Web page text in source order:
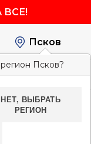
ВСЕ!
Псков
Псков?
НЕТ, ВЫБРАТЬ
РЕГИОН